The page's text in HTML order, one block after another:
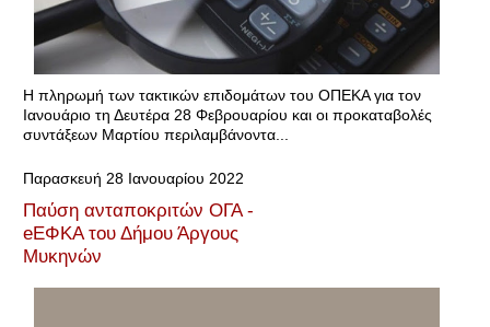
Η πληρωμή των τακτικών επιδομάτων του ΟΠΕΚΑ για τον
Ιανουάριο τη Δευτέρα 28 Φεβρουαρίου και οι προκαταβολές
συντάξεων Μαρτίου περιλαμβάνοντα...
Παρασκευή 28 Ιανουαρίου 2022
Παύση ανταποκριτών ΟΓΑ -
eΕΦΚΑ του Δήμου Άργους
Μυκηνών